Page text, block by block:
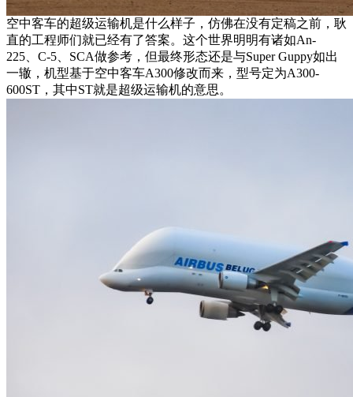
空中客车的超级运输机是什么样子，仿佛在没有定稿之前，耿
直的工程师们就已经有了答案。这个世界明明有诸如An-
225、C-5、SCA做参考，但最终形态还是与Super Guppy如出
一辙，机型基于空中客车A300修改而来，型号定为A300-
600ST，其中ST就是超级运输机的意思。